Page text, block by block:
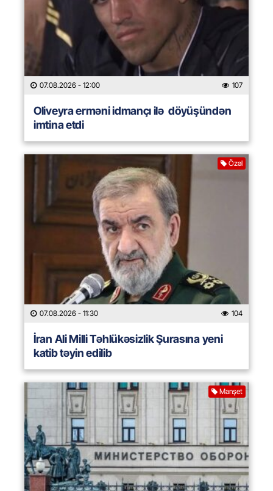
07.08.2026 - 12:00 107
Oliveyra erməni idmançı ilə döyüşündən
imtina etdi
Özəl
07.08.2026 - 11:30 104
İran Ali Milli Təhlükəsizlik Şurasına yeni
katib təyin edilib
Manşet